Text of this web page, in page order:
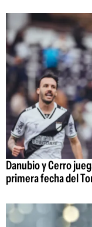
Danubio y Cerro
primera fecha del